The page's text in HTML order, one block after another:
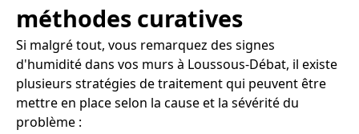
méthodes curatives
Si malgré tout, vous remarquez des signes
d'humidité dans vos murs à Loussous-Débat, il existe
plusieurs stratégies de traitement qui peuvent être
mettre en place selon la cause et la sévérité du
problème :